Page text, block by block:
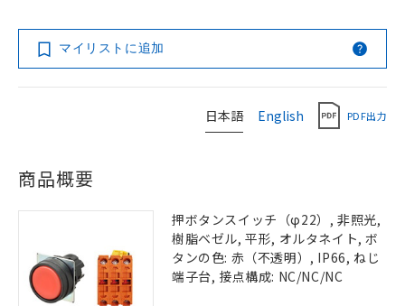
マイリストに追加
日本語 English PDF出力
商品概要
押ボタンスイッチ（φ22）, 非照光,
樹脂ベゼル, 平形, オルタネイト, ボ
タンの色: 赤（不透明）, IP66, ねじ
端子台, 接点構成: NC/NC/NC